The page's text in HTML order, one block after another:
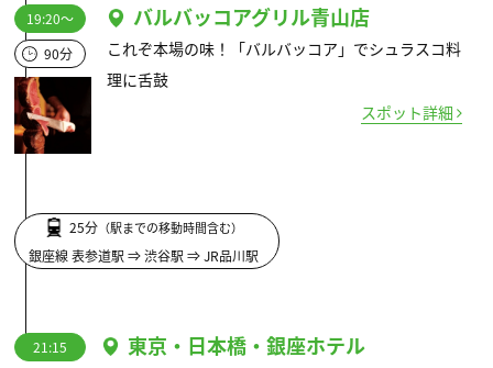
19:20～
90分
バルバッコアグリル青山店
これぞ本場の味！「バルバッコア」でシュラスコ料
理に舌鼓
スポット詳細
25分 （駅までの移動時間含む）
銀座線 表参道駅 ⇒ 渋谷駅 ⇒ JR品川駅
21:15 東京・日本橋・銀座ホテル